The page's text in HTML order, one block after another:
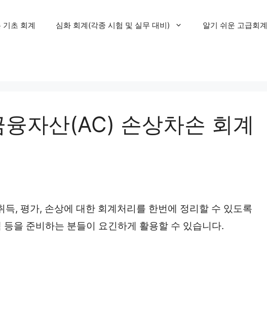
기초 회계 심화 회계(각종 시험 및 실무 대비) 알기 쉬운 고급회계
자산(AC) 손상차손 회계
, 평가, 손상에 대한 회계처리를 한번에 정리할 수 있도록
을 준비하는 분들이 요긴하게 활용할 수 있습니다.